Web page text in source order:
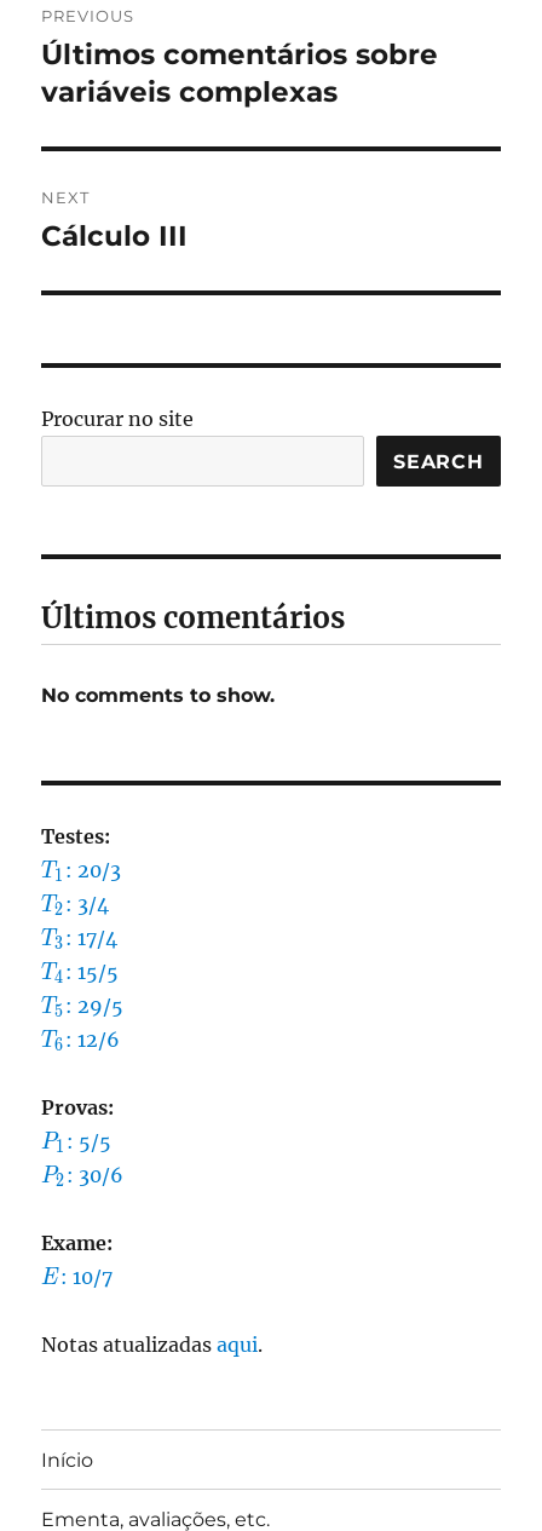
navigation
PREVIOUS
Previous
post:
Últimos comentários sobre
variáveis complexas
NEXT
Next
Cálculo III
Procurar no site
SEARCH
Últimos comentários
No comments to show.
Testes:
T_1
T1 : 20/3
T_2
T2: 3/4
T_3
T3: 17/4
T_4
T4: 15/5
T_5
T5: 29/5
T_6
T6: 12/6
Provas:
P_1
P1 : 5/5
P_2
P2: 30/6
Exame:
E
E: 10/7
Notas atualizadasaqui.
Início
Ementa, avaliações, etc.